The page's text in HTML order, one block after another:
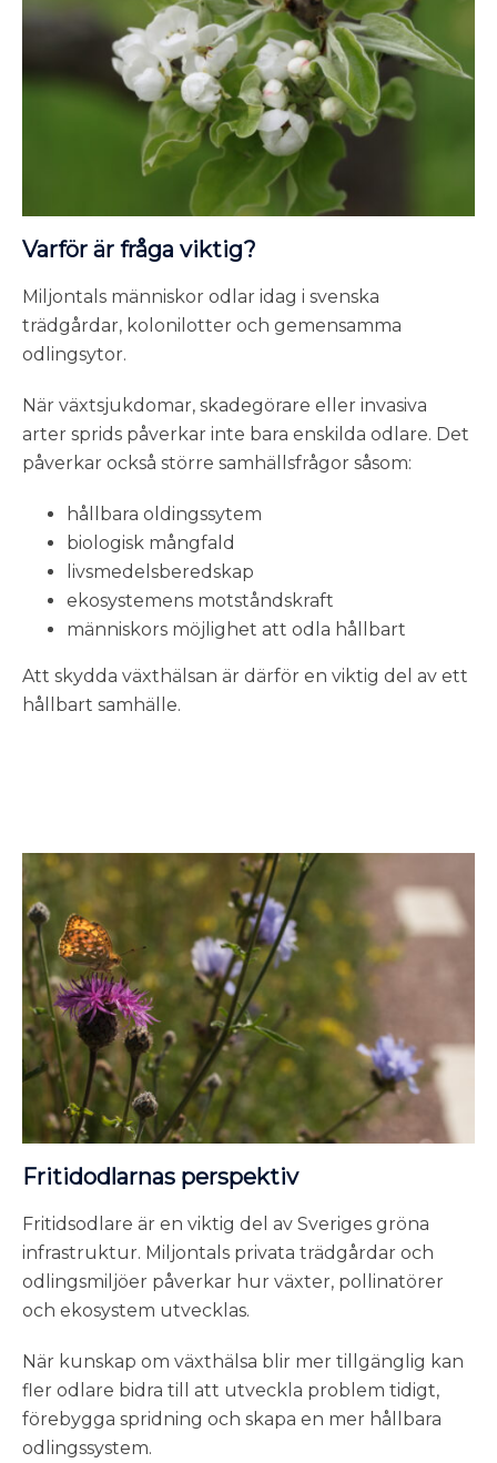
Varför är fråga viktig?
Miljontals människor odlar idag i svenska
trädgårdar, kolonilotter och gemensamma
odlingsytor.
När växtsjukdomar, skadegörare eller invasiva
arter sprids påverkar inte bara enskilda odlare. Det
påverkar också större samhällsfrågor såsom:
hållbara oldingssytem
biologisk mångfald
livsmedelsberedskap
ekosystemens motståndskraft
människors möjlighet att odla hållbart
Att skydda växthälsan är därför en viktig del av ett
hållbart samhälle.
Fritidodlarnas perspektiv
Fritidsodlare är en viktig del av Sveriges gröna
infrastruktur. Miljontals privata trädgårdar och
odlingsmiljöer påverkar hur växter, pollinatörer
och ekosystem utvecklas.
När kunskap om växthälsa blir mer tillgänglig kan
fler odlare bidra till att utveckla problem tidigt,
förebygga spridning och skapa en mer hållbara
odlingssystem.